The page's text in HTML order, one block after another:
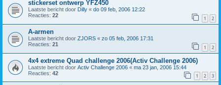
stickerset ontwerp YFZ450
Laatste bericht door Dilly « do 09 feb, 2006 12:22
Reacties: 22 1 2
A-armen
Laatste bericht door ZJORS « zo 05 feb, 2006 17:31
Reacties: 21 1 2
4x4 extreme Quad challenge 2006(Activ Challenge 2006)
Laatste bericht door Activ Challenge 2006 « ma 23 jan, 2006 15:44
Reacties: 42 1 2 3